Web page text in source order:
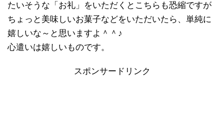
たいそうな「お礼」をいただくとこちらも恐縮ですが
ちょっと美味しいお菓子などをいただいたら、単純に
嬉しいな～と思いますよ＾＾♪
心遣いは嬉しいものです。
スポンサードリンク